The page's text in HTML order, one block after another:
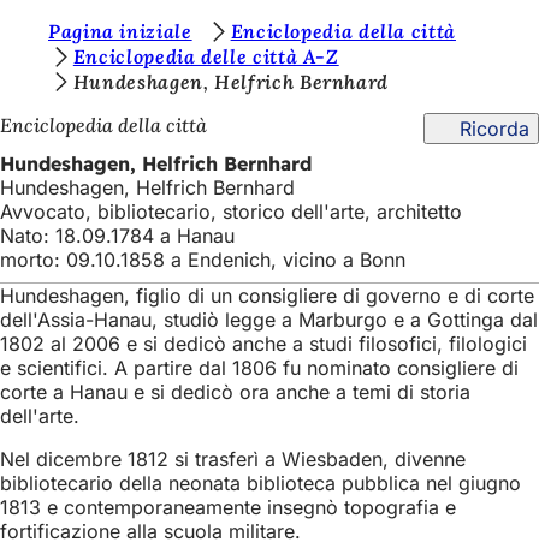
Vai al contenuto
e
t
e
q
u
i
:
Pagina iniziale
Enciclopedia della città
Enciclopedia delle città A-Z
Hundeshagen, Helfrich Bernhard
Enciclopedia della città
Ricorda
Hundeshagen, Helfrich Bernhard
Hundeshagen, Helfrich Bernhard
Avvocato, bibliotecario, storico dell'arte, architetto
Nato: 18.09.1784 a Hanau
morto: 09.10.1858 a Endenich, vicino a Bonn
Hundeshagen, figlio di un consigliere di governo e di corte
dell'Assia-Hanau, studiò legge a Marburgo e a Gottinga dal
1802 al 2006 e si dedicò anche a studi filosofici, filologici
e scientifici. A partire dal 1806 fu nominato consigliere di
corte a Hanau e si dedicò ora anche a temi di storia
dell'arte.
Nel dicembre 1812 si trasferì a Wiesbaden, divenne
bibliotecario della neonata biblioteca pubblica nel giugno
1813 e contemporaneamente insegnò topografia e
fortificazione alla scuola militare.